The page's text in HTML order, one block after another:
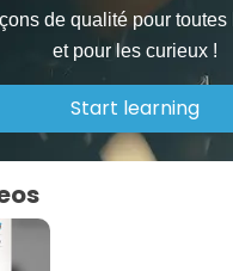
de qualité pour
et pour les curieux !
Start learning